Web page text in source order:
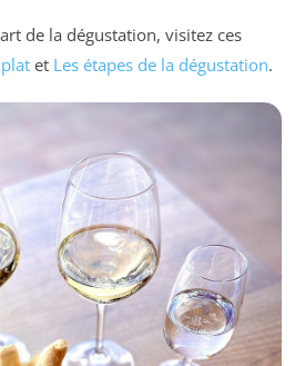
de la dégustation, visitez ces
et Les étapes de la dégustation.